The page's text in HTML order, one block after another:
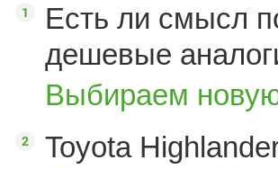
Есть ли смысл
дешевые
Выбираем
Toyota